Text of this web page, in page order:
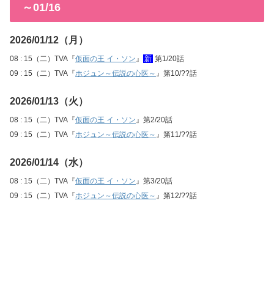
～01/16
2026/01/12（月）
08 : 15（二）TVA『仮面の王 イ・ソン』 新 第1/20話
09 : 15（二）TVA『ホジュン～伝説の心医～ 』第10/??話
2026/01/13（火）
08 : 15（二）TVA『仮面の王 イ・ソン』第2/20話
09 : 15（二）TVA『ホジュン～伝説の心医～ 』第11/??話
2026/01/14（水）
08 : 15（二）TVA『仮面の王 イ・ソン』第3/20話
09 : 15（二）TVA『ホジュン～伝説の心医～ 』第12/??話